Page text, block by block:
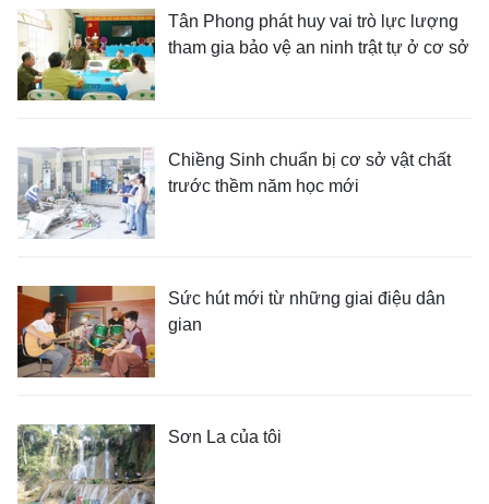
Tân Phong phát huy vai trò lực lượng
tham gia bảo vệ an ninh trật tự ở cơ sở
Chiềng Sinh chuẩn bị cơ sở vật chất
trước thềm năm học mới
Sức hút mới từ những giai điệu dân
gian
Sơn La của tôi